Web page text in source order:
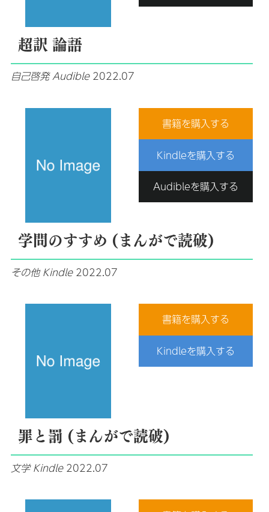
超訳 論語
自己啓発 Audible 2022.07
書籍を購入する
Kindleを購入する
Audibleを購入する
学問のすすめ (まんがで読破)
その他 Kindle 2022.07
書籍を購入する
Kindleを購入する
罪と罰 (まんがで読破)
文学 Kindle 2022.07